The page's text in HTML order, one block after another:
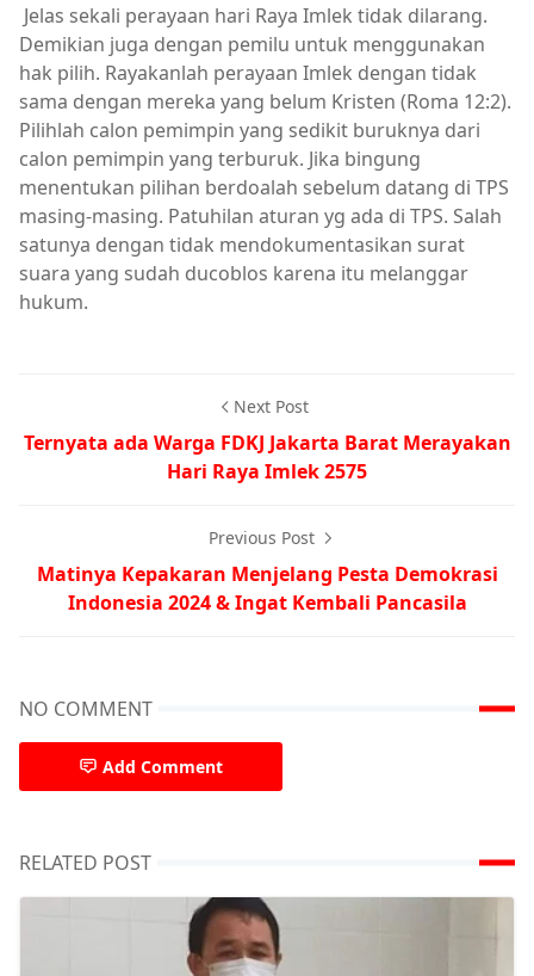
Jelas sekali perayaan hari Raya Imlek tidak dilarang.
Demikian juga dengan pemilu untuk menggunakan
hak pilih. Rayakanlah perayaan Imlek dengan tidak
sama dengan mereka yang belum Kristen (Roma 12:2).
Pilihlah calon pemimpin yang sedikit buruknya dari
calon pemimpin yang terburuk. Jika bingung
menentukan pilihan berdoalah sebelum datang di TPS
masing-masing. Patuhilan aturan yg ada di TPS. Salah
satunya dengan tidak mendokumentasikan surat
suara yang sudah ducoblos karena itu melanggar
hukum.
Next Post
Ternyata ada Warga FDKJ Jakarta Barat Merayakan
Hari Raya Imlek 2575
Previous Post
Matinya Kepakaran Menjelang Pesta Demokrasi
Indonesia 2024 & Ingat Kembali Pancasila
NO COMMENT
Add Comment
RELATED POST